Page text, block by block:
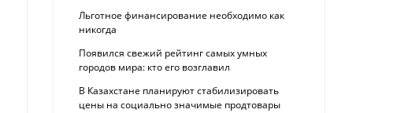
Льготное финансирование необходимо как
никогда
Появился свежий рейтинг самых умных
городов мира: кто его возглавил
В Казахстане планируют стабилизировать
цены на социально значимые продтовары